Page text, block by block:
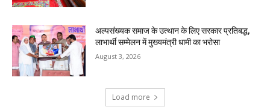
अल्पसंख्यक समाज के उत्थान के लिए सरकार प्रतिबद्ध,
लाभार्थी सम्मेलन में मुख्यमंत्री धामी का भरोसा
August 3, 2026
Load more